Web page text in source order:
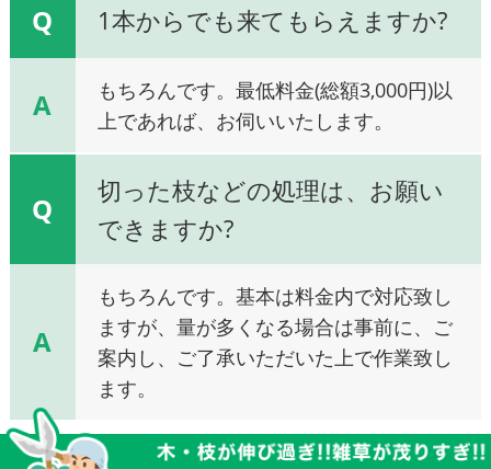
Q 1本からでも来てもらえますか?
A
もちろんです。最低料金(総額3,000円)以
上であれば、お伺いいたします。
Q
切った枝などの処理は、お願い
できますか?
A
もちろんです。基本は料金内で対応致し
ますが、量が多くなる場合は事前に、ご
案内し、ご了承いただいた上で作業致し
ます。